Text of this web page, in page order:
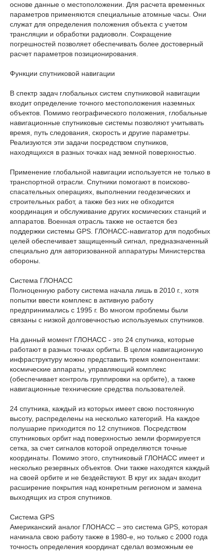
основе данные о местоположении. Для расчета временных
параметров применяются специальные атомные часы. Они
служат для определения положения объекта с учетом
трансляции и обработки радиоволн. Сокращение
погрешностей позволяет обеспечивать более достоверный
расчет параметров позиционирования.
Функции спутниковой навигации
В спектр задач глобальных систем спутниковой навигации
входит определение точного местоположения наземных
объектов. Помимо географического положения, глобальные
навигационные спутниковые системы позволяют учитывать
время, путь следования, скорость и другие параметры.
Реализуются эти задачи посредством спутников,
находящихся в разных точках над земной поверхностью.
Применение глобальной навигации используется не только в
транспортной отрасли. Спутники помогают в поисково-
спасательных операциях, выполнении геодезических и
строительных работ, а также без них не обходится
координация и обслуживание других космических станций и
аппаратов. Военная отрасль также не остается без
поддержки системы GPS. ГЛОНАСС-навигатор для подобных
целей обеспечивает защищенный сигнал, предназначенный
специально для авторизованной аппаратуры Министерства
обороны.
Система ГЛОНАСС
Полноценную работу система начала лишь в 2010 г., хотя
попытки ввести комплекс в активную работу
предпринимались с 1995 г. Во многом проблемы были
связаны с низкой долговечностью используемых спутников.
На данный момент ГЛОНАСС - это 24 спутника, которые
работают в разных точках орбиты. В целом навигационную
инфраструктуру можно представить тремя компонентами:
космические аппараты, управляющий комплекс
(обеспечивает контроль группировки на орбите), а также
навигационные технические средства пользователей.
24 спутника, каждый из которых имеет свою постоянную
высоту, распределены на несколько категорий. На каждое
полушарие приходится по 12 спутников. Посредством
спутниковых орбит над поверхностью земли формируется
сетка, за счет сигналов которой определяются точные
координаты. Помимо этого, спутниковый ГЛОНАСС имеет и
несколько резервных объектов. Они также находятся каждый
на своей орбите и не бездействуют. В круг их задач входит
расширение покрытия над конкретным регионом и замена
выходящих из строя спутников.
Система GPS
Американский аналог ГЛОНАСС – это система GPS, которая
начинала свою работу также в 1980-е, но только с 2000 года
точность определения координат сделал возможным ее